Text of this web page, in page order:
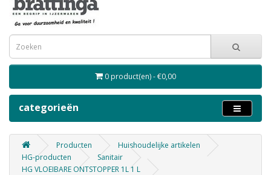
0 product(en) - €0,00
categorieën
Producten
Huishoudelijke artikelen
HG-producten
Sanitair
HG VLOEIBARE ONTSTOPPER 1L 1 L